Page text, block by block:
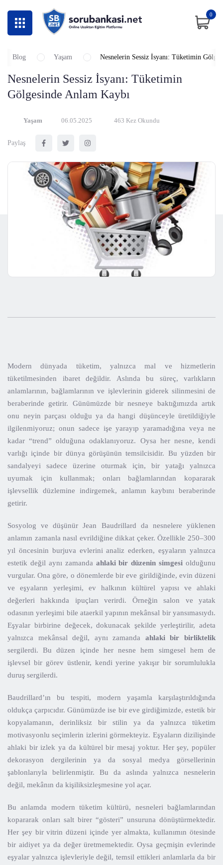
0
Blog Yaşam Nesnelerin Sessiz İsyanı: Tüketimin
Nesnelerin Sessiz İsyanı: Tüketimin
Gölgesinde Anlam Kaybı
Yaşam 06.05.2025 463 Kez Okundu
Paylaş
Modern dünyada tüketim, yalnızca mal ve hizmetlerin
tüketilmesinden ibaret değildir. Aslında bu süreç, varlıkların
anlamlarının, bağlamlarının ve işlevlerinin giderek silinmesini de
beraberinde getirir. Günümüzde bir nesneye baktığımızda artık
onu neyin parçası olduğu ya da hangi düşünceyle üretildiğiyle
ilgilenmiyoruz; onun sadece işe yarayıp yaramadığına veya ne
kadar “trend” olduğuna odaklanıyoruz. Oysa her nesne, kendi
varlığı içinde bir dünya görüşünün temsilcisidir. Bu yüzden bir
sandalyeyi sadece üzerine oturmak için, bir yatağı yalnızca
uyumak için kullanmak; onları bağlamlarından kopararak
işlevsellik düzlemine indirgemek, anlamın kaybını beraberinde
getirir.
Sosyolog ve düşünür Jean Baudrillard da nesnelere yüklenen
anlamın zamanla nasıl evrildiğine dikkat çeker. Özellikle 250–300
yıl öncesinin burjuva evlerini analiz ederken, eşyaların yalnızca
estetik değil aynı zamanda ahlaki bir düzenin simgesi olduğunu
vurgular. Ona göre, o dönemlerde bir eve girildiğinde, evin düzeni
ve eşyaların yerleşimi, ev halkının kültürel yapısı ve ahlaki
değerleri hakkında ipuçları verirdi. Örneğin salon ve yatak
odasının yerleşimi bile ataerkil yapının mekânsal bir yansımasıydı.
Eşyalar birbirine değecek, dokunacak şekilde yerleştirilir, adeta
yalnızca mekânsal değil, aynı zamanda ahlaki bir birliktelik
sergilerdi. Bu düzen içinde her nesne hem simgesel hem de
işlevsel bir görev üstlenir, kendi yerine yakışır bir sorumlulukla
duruş sergilerdi.
Baudrillard’ın bu tespiti, modern yaşamla karşılaştırıldığında
oldukça çarpıcıdır. Günümüzde ise bir eve girdiğimizde, estetik bir
kopyalamanın, derinliksiz bir stilin ya da yalnızca tüketim
motivasyonlu seçimlerin izlerini görmekteyiz. Eşyaların dizilişinde
ahlaki bir izlek ya da kültürel bir mesaj yoktur. Her şey, popüler
dekorasyon dergilerinin ya da sosyal medya görsellerinin
şablonlarıyla belirlenmiştir. Bu da aslında yalnızca nesnelerin
değil, mekânın da kişiliksizleşmesine yol açar.
Bu anlamda modern tüketim kültürü, nesneleri bağlamlarından
kopararak onları salt birer “gösteri” unsuruna dönüştürmektedir.
Her şey bir vitrin düzeni içinde yer almakta, kullanımın ötesinde
bir aidiyet ya da değer üretmemektedir. Oysa geçmişin evlerinde
eşyalar yalnızca işlevleriyle değil, temsil ettikleri anlamlarla da bir